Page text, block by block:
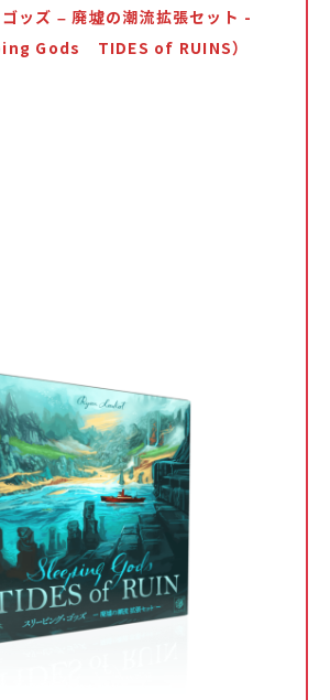
ッズ – 廃墟の潮流拡張セット -
Gods TIDES of RUINS）